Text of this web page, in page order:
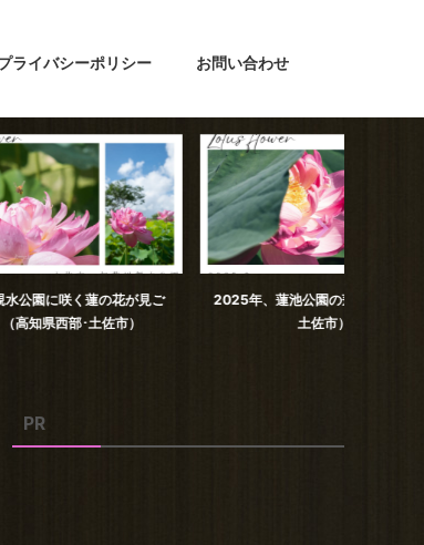
ライバシーポリシー お問い合わせ
が見ご
）
2025年、蓮池公園の蓮の花（高知県
PR